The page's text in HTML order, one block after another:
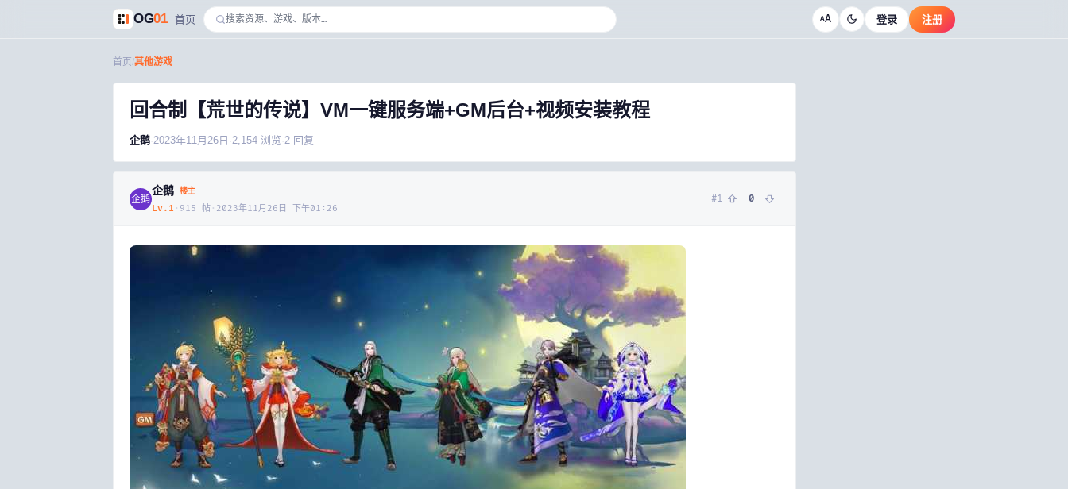
OG01 首页 AA 登录 注册
首页 其他游戏
回合制【荒世的传说】VM一键服务端+GM后台+视频安装教程
企鹅·2023年11月26日 ·2,154 浏览·2 回复
企鹅
企鹅 楼主
Lv. 1 · 915 帖 · 2023年11月26日 下午01:26
#1 0